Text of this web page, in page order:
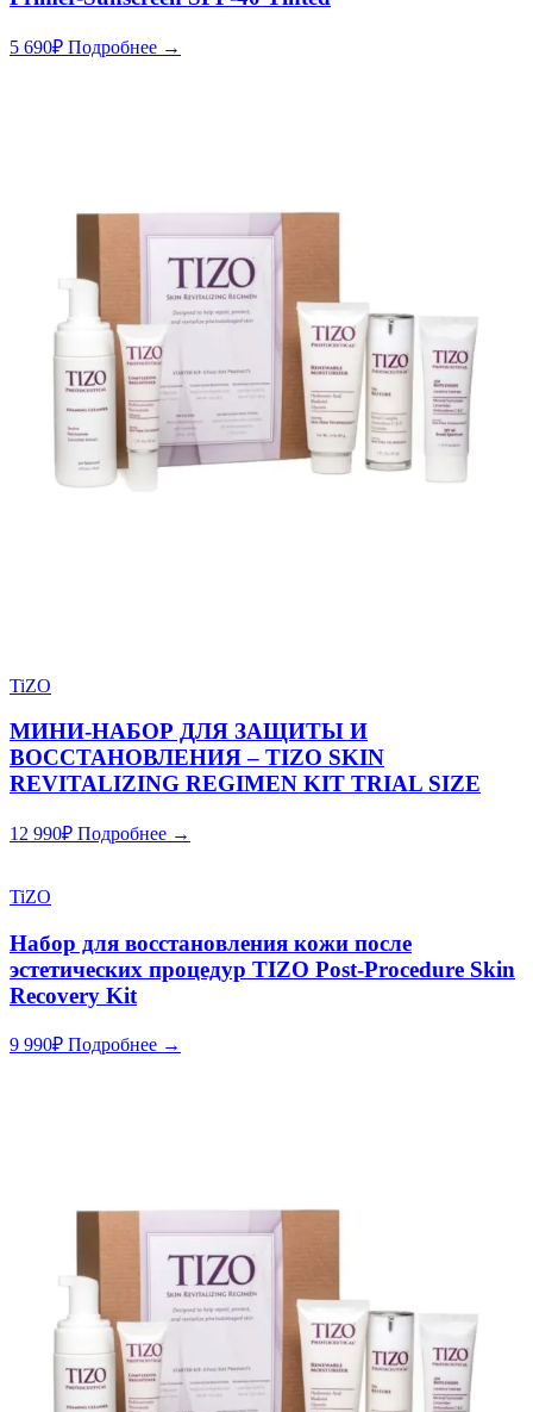
5 690₽ Подробнее →
TiZO
МИНИ-НАБОР ДЛЯ ЗАЩИТЫ И
ВОССТАНОВЛЕНИЯ – TIZO SKIN
REVITALIZING REGIMEN KIT TRIAL SIZE
12 990₽ Подробнее →
TiZO
Набор для восстановления кожи после
эстетических процедур TIZO Post-Procedure Skin
Recovery Kit
9 990₽ Подробнее →